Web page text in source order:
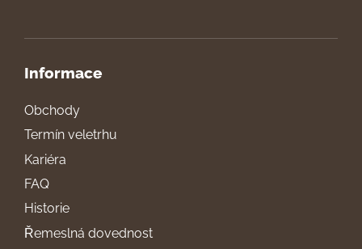
Informace
Obchody
Termín veletrhu
Kariéra
FAQ
Historie
Řemeslná dovednost